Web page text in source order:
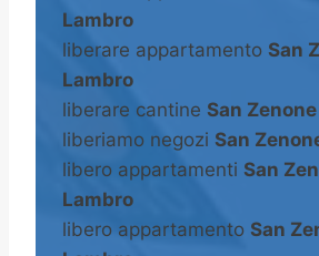
Lambro
liberare appartamento San
Lambro
liberare cantine San
liberiamo negozi San
libero appartamenti San
Lambro
libero appartamento San